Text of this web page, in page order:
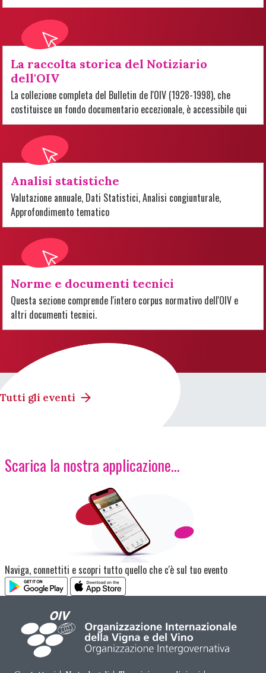
La raccolta storica del Notiziario
dell'OIV
La collezione completa del Bulletin de l'OIV (1928-1998), che
costituisce un fondo documentario eccezionale, è accessibile qui
Analisi statistiche
Valutazione annuale, Dati Statistici, Analisi congiunturale,
Approfondimento tematico
Norme e documenti tecnici
Questa sezione comprende l'intero corpus normativo dell'OIV e
altri documenti tecnici.
Tutti gli eventi
Scarica la nostra applicazione...
Immagine
Naviga, connettiti e scopri tutto quello che c'è sul tuo evento